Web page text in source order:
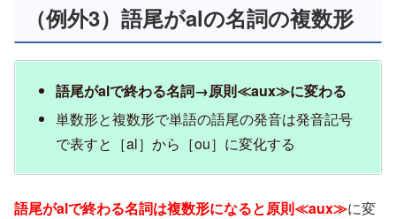
（例外3）語尾がalの名詞の複数形
語尾がalで終わる名詞→原則≪aux≫に変わる
単数形と複数形で単語の語尾の発音は発音記号
で表すと［al］から［ou］に変化する
語尾がalで終わる名詞は複数形になると原則≪aux≫に変